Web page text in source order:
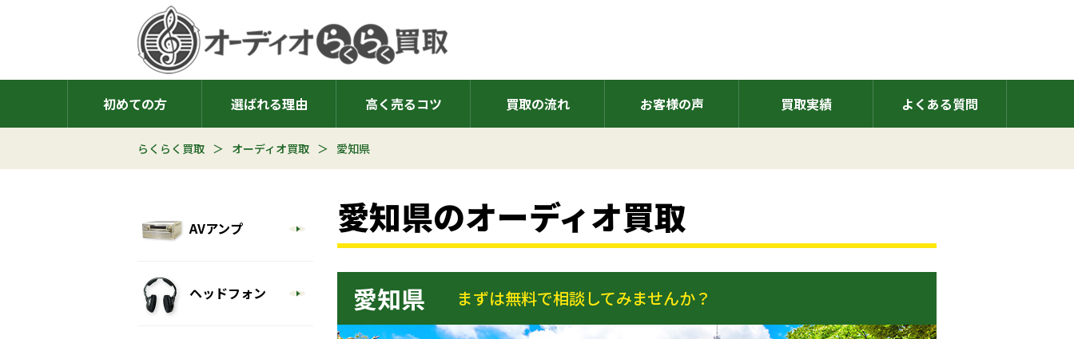
初めての方 選ばれる理由 高く売るコツ 買取の流れ お客様の声 買取実績 よくある質問
らくらく買取 オーディオ買取 愛知県
愛知県のオーディオ買取
愛知県 まずは無料で相談してみませんか？
AVアンプ
ヘッドフォン